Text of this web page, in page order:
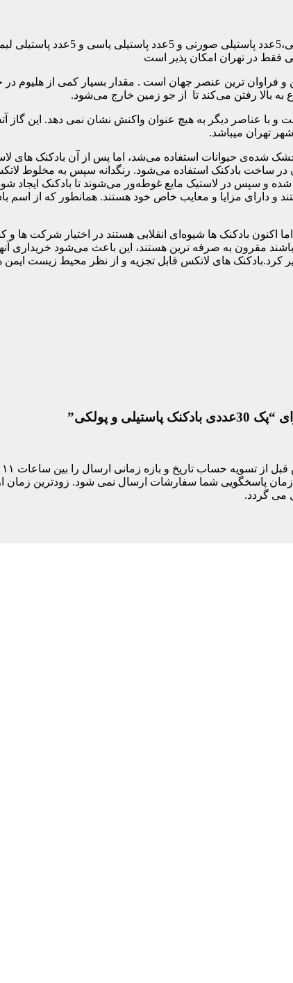
فقط در تهران امکان پذیر است
و فراوان‌ ترین عنصر جهان است . مقدار بسیار کمی از هلیوم
بالا رفتن می‌کند تا از جو زمین خارج می‌شود.
و با عناصر دیگر به هیچ عنوان واکنش نشان نمی دهد. این گاز
حیوانات استفاده می‌شد، اما پس از آن بادکنک های لاستیکی
در ساخت بادکنک استفاده می‌شود. رنگدانه سپس به مخلوط
و سپس در لاستیک مایع غوطه‌ور می‌شوند تا بادکنک ایجاد
و دارای مزایا و معایب خاص خود هستند. همانطور که
اکنون بادکنک ها شیوه‌ای انقلابی هستند در اختیار شرکت
مقرون به صرفه ترین هستند، این باعث می‌شود خریداری
های لاتکس قابل تجزیه و از نظر محیط زیست ایمن هستند، آنها بین ۴ ماه تا ۸
و پولکی”
می گردد.